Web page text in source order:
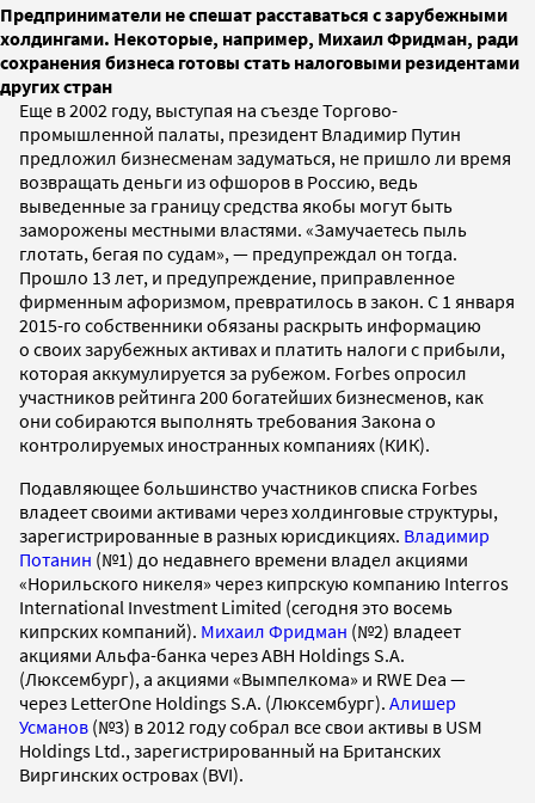
Предприниматели не спешат расставаться с зарубежными
холдингами. Некоторые, например, Михаил Фридман, ради
сохранения бизнеса готовы стать налоговыми резидентами
других стран
Еще в 2002 году, выступая на съезде Торгово-
промышленной палаты, президент Владимир Путин
предложил бизнесменам задуматься, не пришло ли время
возвращать деньги из офшоров в Россию, ведь
выведенные за границу средства якобы могут быть
заморожены местными властями. «Замучаетесь пыль
глотать, бегая по судам», — предупреждал он тогда.
Прошло 13 лет, и предупреждение, приправленное
фирменным афоризмом, превратилось в закон. С 1 января
2015-го собственники обязаны раскрыть информацию
о своих зарубежных активах и платить налоги с прибыли,
которая аккумулируется за рубежом. Forbes опросил
участников рейтинга 200 богатейших бизнесменов, как
они собираются выполнять требования Закона о
контролируемых иностранных компаниях (КИК).
Подавляющее большинство участников списка Forbes
владеет своими активами через холдинговые структуры,
зарегистрированные в разных юрисдикциях. Владимир
Потанин (№1) до недавнего времени владел акциями
«Норильского никеля» через кипрскую компанию Interros
International Investment Limited (сегодня это восемь
кипрских компаний). Михаил Фридман (№2) владеет
акциями Альфа-банка через ABH Holdings S.A.
(Люксембург), а акциями «Вымпелкома» и RWE Dea —
через LetterOne Holdings S.A. (Люксембург). Алишер
Усманов (№3) в 2012 году собрал все свои активы в USM
Holdings Ltd., зарегистрированный на Британских
Виргинских островах (BVI).